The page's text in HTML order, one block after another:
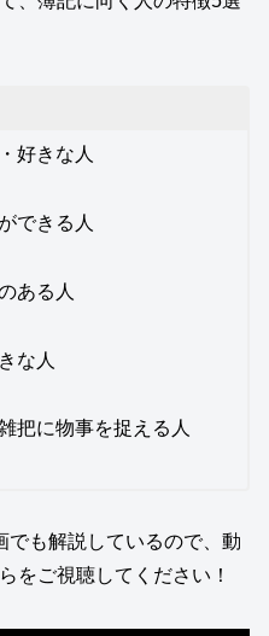
好きな人
できる人
ある人
な人
把に物事を捉える人
でも解説しているので、動
をご視聴してください！